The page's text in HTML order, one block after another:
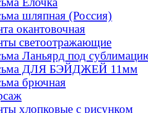
шляпная (Россия)
окантовочная
светоотражающие
Ланьярд под
ДЛЯ БЭЙДЖЕЙ 11мм
брючная
хлопковые с рисунком